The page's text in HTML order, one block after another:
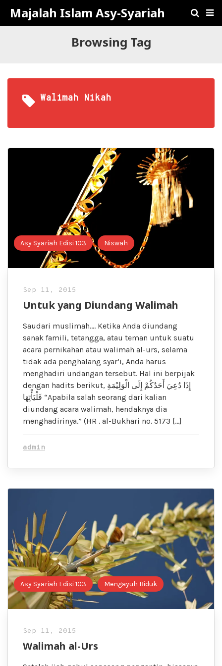
Majalah Islam Asy-Syariah
Browsing Tag
Walimah Nikah
Asy Syariah Edisi 103 Niswah
Sep 11, 2015
Untuk yang Diundang Walimah
Saudari muslimah…. Ketika Anda diundang
sanak famili, tetangga, atau teman untuk suatu
acara pernikahan atau walimah al-urs, selama
tidak ada penghalang syar’i, Anda harus
menghadiri undangan tersebut. Hal ini berpijak
dengan hadits berikut, إِذَا دُعِيَ أَحَدُكُمْ إِلَى الْوَلِيْمَةِ
فَلْيَأْتِهَا “Apabila salah seorang dari kalian
diundang acara walimah, hendaknya dia
menghadirinya.” (HR . al-Bukhari no. 5173 […]
admin
Asy Syariah Edisi 103 Mengayuh Biduk
Sep 11, 2015
Walimah al-Urs